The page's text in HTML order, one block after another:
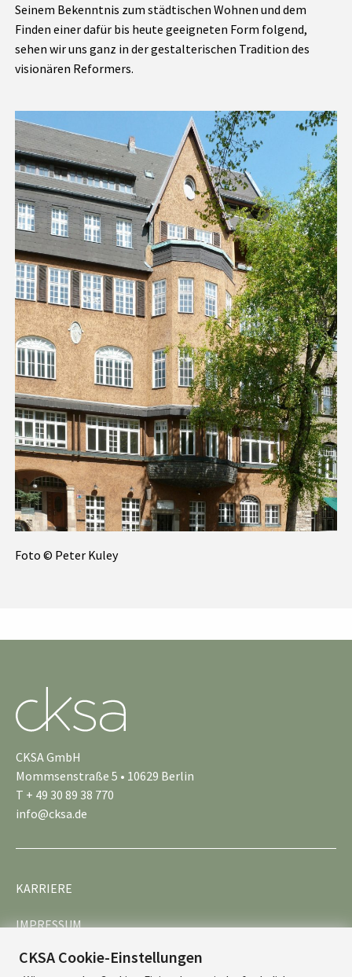
Seinem Bekenntnis zum städtischen Wohnen und dem
Finden einer dafür bis heute geeigneten Form folgend,
sehen wir uns ganz in der gestalterischen Tradition des
visionären Reformers.
Foto © Peter Kuley
CKSA GmbH
Mommsenstraße 5 • 10629 Berlin
T + 49 30 89 38 770
info@cksa.de
KARRIERE
IMPRESSUM
DATENSCHUTZ
CKSA Cookie-Einstellungen